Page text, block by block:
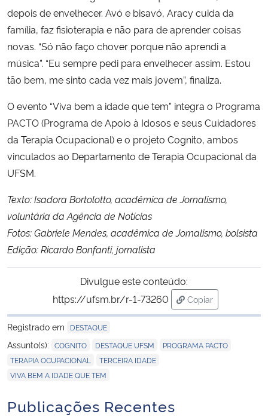
depois de envelhecer. Avó e bisavó, Aracy cuida da
família, faz fisioterapia e não para de aprender coisas
novas. “Só não faço chover porque não aprendi a
música”. “Eu sempre pedi para envelhecer assim. Estou
tão bem, me sinto cada vez mais jovem”, finaliza.
O evento “Viva bem a idade que tem” integra o Programa
PACTO (Programa de Apoio à Idosos e seus Cuidadores
da Terapia Ocupacional) e o projeto Cognito, ambos
vinculados ao Departamento de Terapia Ocupacional da
UFSM.
Texto: Isadora Bortolotto, acadêmica de Jornalismo,
voluntária da Agência de Notícias
Fotos: Gabriele Mendes, acadêmica de Jornalismo, bolsista
Edição: Ricardo Bonfanti, jornalista
Divulgue este conteúdo:
https://ufsm.br/r-1-73260
Copiar
para área de
Registrado em
DESTAQUE
Assunto(s): COGNITO DESTAQUE UFSM PROGRAMA PACTO
TERAPIA OCUPACIONAL TERCEIRA IDADE
VIVA BEM A IDADE QUE TEM
Publicações Recentes